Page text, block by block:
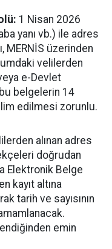
1 Nisan 2026
yanı vb.) ile adres
MERNİS üzerinden
velilerden
e-Devlet
belgelerin 14
edilmesi zorunlu.
alınan adres
doğrudan
Elektronik Belge
kayıt altına
tarih ve sayısının
emin